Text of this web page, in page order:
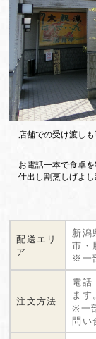
店舗での受け渡し
お電話一本で食卓を
仕出し割烹しげよ
配送エリ
ア
新潟
市・
※一
注文方法
電話
ます
※一
問い